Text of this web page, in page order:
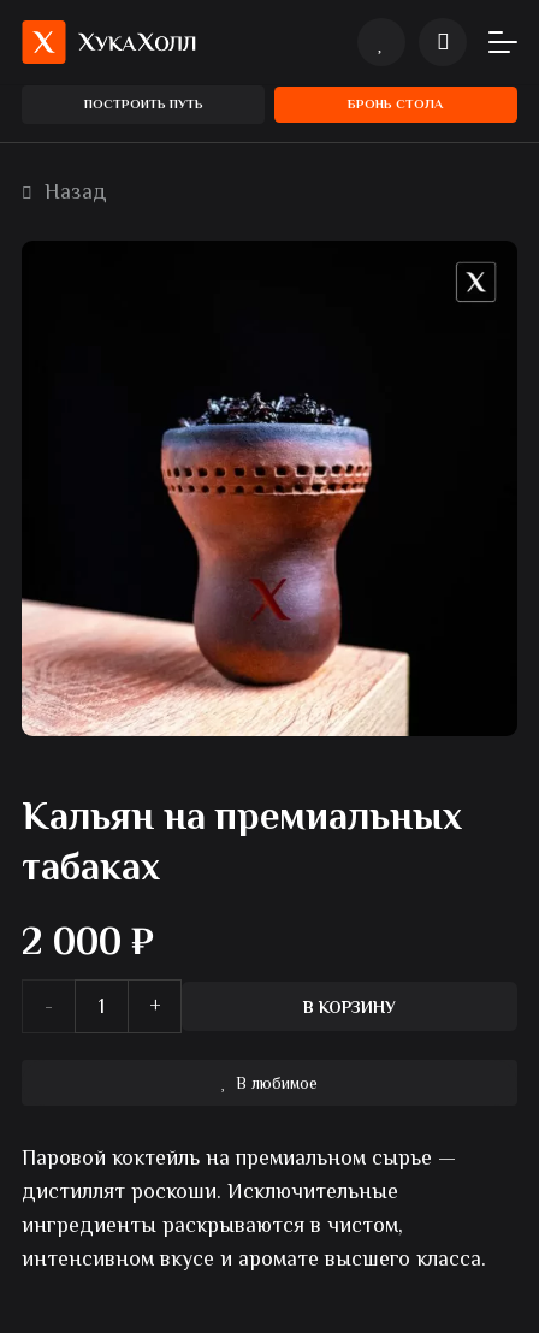
ПОСТРОИТЬ ПУТЬ БРОНЬ СТОЛА
Назад
Кальян на премиальных
табаках
2 000 ₽
Количество
на
премиальных
В КОРЗИНУ
В любимое
Паровой коктейль на премиальном сырье —
дистиллят роскоши. Исключительные
ингредиенты раскрываются в чистом,
интенсивном вкусе и аромате высшего класса.